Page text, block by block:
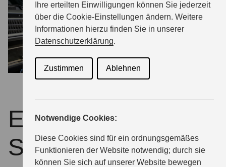
Ihre erteilten Einwilligungen können Sie jederzeit
über die Cookie-Einstellungen ändern. Weitere
Informationen hierzu finden Sie in unserer
Datenschutzerklärung.
Zustimmen Ablehnen
Notwendige Cookies:
Diese Cookies sind für ein ordnungsgemäßes
Funktionieren der Website notwendig; durch sie
können Sie sich auf unserer Website bewegen
BERATUNG & KAUF
GESCHÄFTSKUNDEN
ÜBER UNS
ECSTAR by
Suzuki